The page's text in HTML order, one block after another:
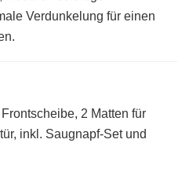
Verdunkelung für einen
2 Matten für
inkl. Saugnapf-Set und